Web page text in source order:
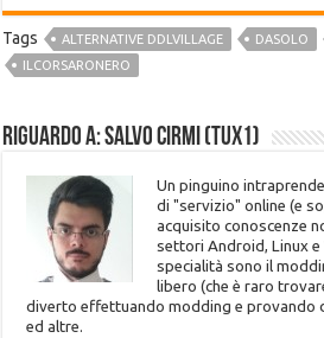
Tags ALTERNATIVE DDLVILLAGE DASOLO
ILCORSARONERO
Riguardo a: Salvo Cirmi (Tux1)
Un pinguino
di "servizio" online (e
acquisito conoscenze
settori Android, Linux e
specialità sono il
libero (che è raro
diverto effettuando modding e provando
ed altre.